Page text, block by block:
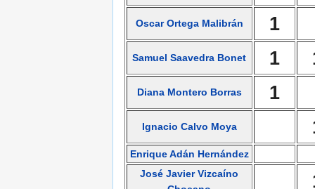
Oscar Ortega Malibrán 1
Samuel Saavedra Bonet 1
Diana Montero Borras 1
Ignacio Calvo Moya
Enrique Adán Hernández
José Javier Vizcaíno